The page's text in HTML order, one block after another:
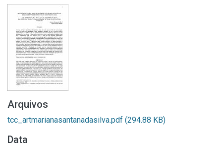
Arquivos
tcc_artmarianasantanadasilva.pdf (294.88 KB)
Data